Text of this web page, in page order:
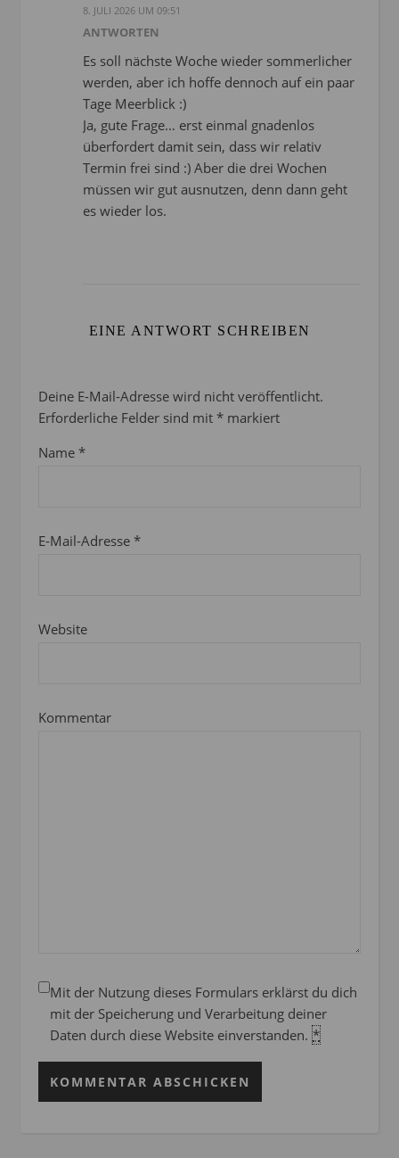
8. JULI 2026 UM 09:51
ANTWORTEN
Es soll nächste Woche wieder sommerlicher
werden, aber ich hoffe dennoch auf ein paar
Tage Meerblick :)
Ja, gute Frage… erst einmal gnadenlos
überfordert damit sein, dass wir relativ
Termin frei sind :) Aber die drei Wochen
müssen wir gut ausnutzen, denn dann geht
es wieder los.
EINE ANTWORT SCHREIBEN
Deine E-Mail-Adresse wird nicht veröffentlicht.
Erforderliche Felder sind mit * markiert
Name *
E-Mail-Adresse *
Website
Kommentar
Mit der Nutzung dieses Formulars erklärst du dich
mit der Speicherung und Verarbeitung deiner
Daten durch diese Website einverstanden. *